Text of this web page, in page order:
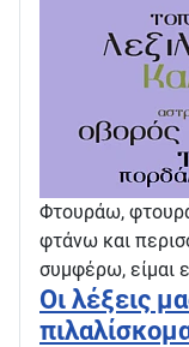
Φτουράω,
φτάνω και
συμφέρω, είμαι
Οι λέξεις